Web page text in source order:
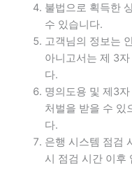
불법으로 획득한
수 있습니다.
고객님의 정보는
아니고서는 제 3
다.
명의도용 및 제3
처벌을 받을 수 있
다.
은행 시스템 점검
시 점검 시간 이후